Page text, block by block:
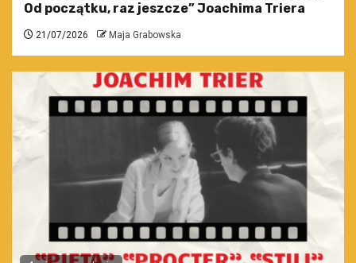
Od początku, raz jeszcze” Joachima Triera
21/07/2026 Maja Grabowska